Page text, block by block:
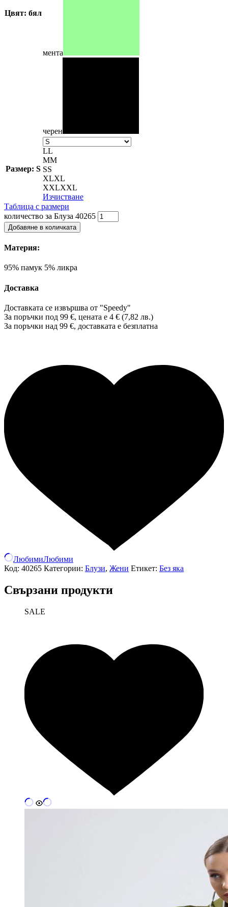
Цвят: бял
мента
черен
Размер: S
LL
MM
SS
XLXL
XXLXXL
Изчистване
Таблица с размери
количество за Блуза 40265
Добавяне в количката
Материя:
95% памук 5% ликра
Доставка
Доставката се извършва от "Speedy"
За поръчки под 99 €, цената е 4 € (7,82 лв.)
За поръчки над 99 €, доставката е безплатна
ЛюбимиЛюбими
Код: 40265 Категории: Блузи, Жени Етикет: Без яка
Свързани продукти
SALE